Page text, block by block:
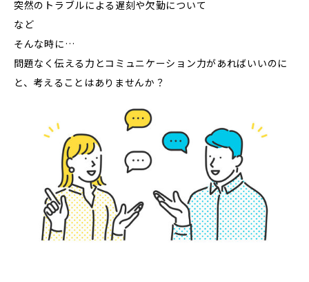
突然のトラブルによる遅刻や欠勤について
など
そんな時に…
問題なく伝える力とコミュニケーション力があればいいのに
と、考えることはありませんか？